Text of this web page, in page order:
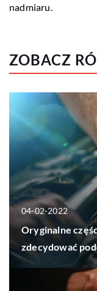
nadmiaru.
ZOBACZ
04-02-2022
Oryginalne
zdecydować